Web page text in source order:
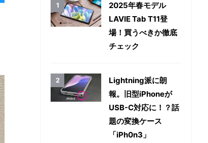
2025年春モデル
LAVIE Tab T11登
場！買うべきか徹底
チェック
Lightning派に朗
報。旧型iPhoneが
USB-C対応に！？話
題の変換ケース
「iPh0n3」